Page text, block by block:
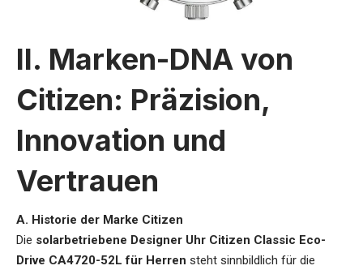
II. Marken-DNA von
Citizen: Präzision,
Innovation und
Vertrauen
A. Historie der Marke Citizen
Die solarbetriebene Designer Uhr Citizen Classic Eco-
Drive CA4720-52L für Herren steht sinnbildlich für die